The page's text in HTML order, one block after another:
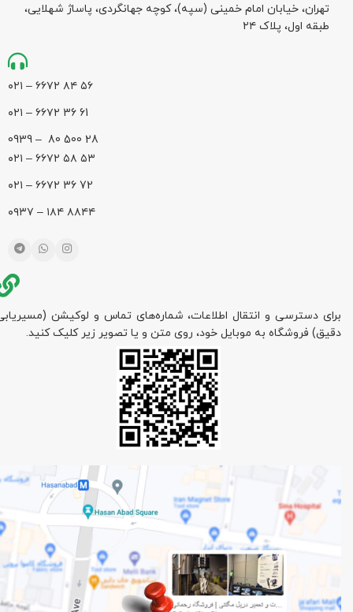
تهران، خیابان امام خمینی (سپه)، کوچه جهانگردی،‌ پاساژ شهلایی،
طبقه اول، پلاک ۲۴
۵۶ ۸۴ ۶۶۷۲ – ۰۲۱
61 36 ۶۶۷۲ – ۰۲۱
28 500 80 – 0939
۵۳ ۵۸ ۶۶۷۲ – ۰۲۱
72 36 ۶۶۷۲ – ۰۲۱
۸۸۴۴ ۱۸۴ – ۰۹۳۷
برای دسترسی و انتقال اطلاعات، شماره‌های تماس و لوکیشن
دقیق) فروشگاه به موبایل خود، روی متن و یا تصویر زیر کلیک کنید.